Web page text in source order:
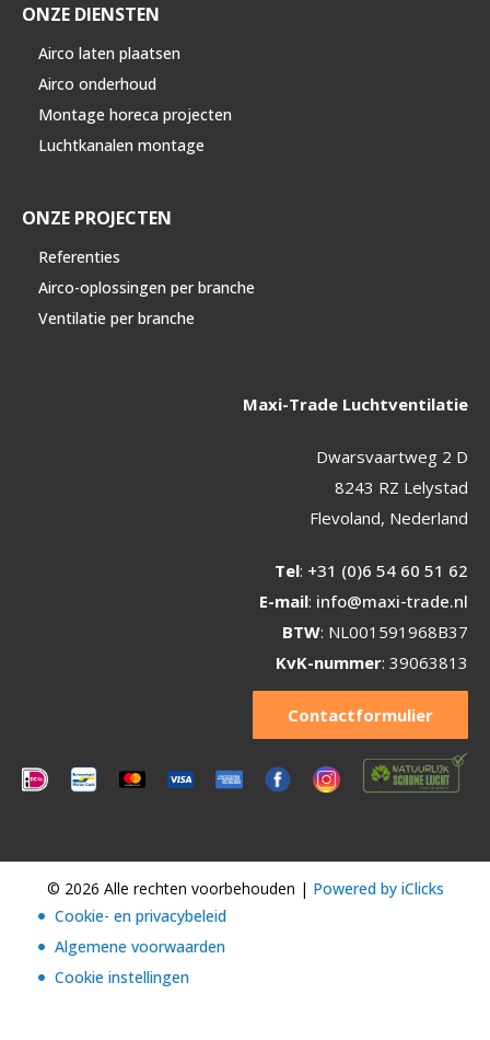
ONZE DIENSTEN
Airco laten plaatsen
Airco onderhoud
Montage horeca projecten
Luchtkanalen montage
ONZE PROJECTEN
Referenties
Airco-oplossingen per branche
Ventilatie per branche
Maxi-Trade Luchtventilatie
Dwarsvaartweg 2 D
8243 RZ Lelystad
Flevoland, Nederland
Tel: +31 (0)6 54 60 51 62
E-mail: info@maxi-trade.nl
BTW: NL001591968B37
KvK-nummer: 39063813
Contactformulier
© 2026 Alle rechten voorbehouden | Powered by iClicks
Cookie- en privacybeleid
Algemene voorwaarden
Cookie instellingen